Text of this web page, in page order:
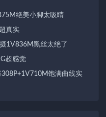
绝美小脚太吸睛
真实
1V836M黑丝太绝了
超感觉
饱满曲线实